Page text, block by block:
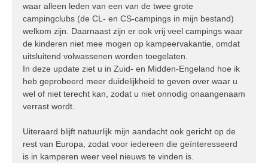
waar alleen leden van een van de twee grote
campingclubs (de CL- en CS-campings in mijn bestand)
welkom zijn. Daarnaast zijn er ook vrij veel campings waar
de kinderen niet mee mogen op kampeervakantie, omdat
uitsluitend volwassenen worden toegelaten.
In deze update ziet u in Zuid- en Midden-Engeland hoe ik
heb geprobeerd meer duidelijkheid te geven over waar u
wel of niet terecht kan, zodat u niet onnodig onaangenaam
verrast wordt.
Uiteraard blijft natuurlijk mijn aandacht ook gericht op de
rest van Europa, zodat voor iedereen die geïnteresseerd
is in kamperen weer veel nieuws te vinden is.